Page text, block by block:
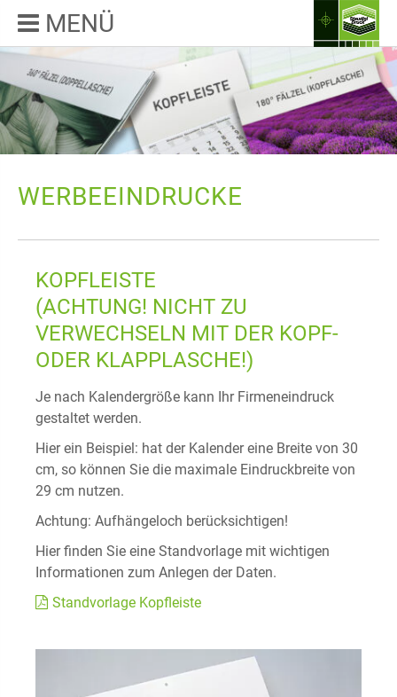
MENÜ
WERBEEINDRUCKE
KOPFLEISTE
(ACHTUNG! NICHT ZU
VERWECHSELN MIT DER KOPF-
ODER KLAPPLASCHE!)
Je nach Kalendergröße kann Ihr Firmeneindruck
gestaltet werden.
Hier ein Beispiel: hat der Kalender eine Breite von 30
cm, so können Sie die maximale Eindruckbreite von
29 cm nutzen.
Achtung: Aufhängeloch berücksichtigen!
Hier finden Sie eine Standvorlage mit wichtigen
Informationen zum Anlegen der Daten.
Standvorlage Kopfleiste